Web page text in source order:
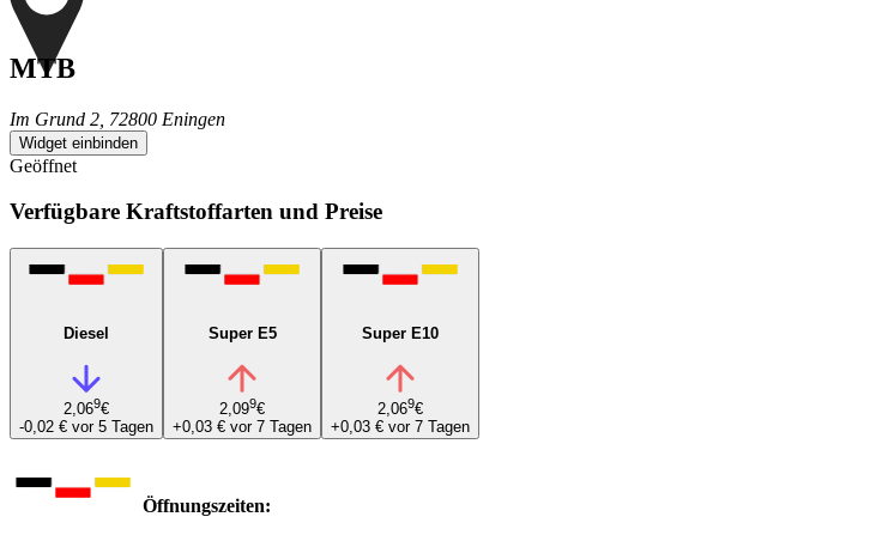
MTB
Im Grund 2, 72800 Eningen
Widget einbinden
Geöffnet
Verfügbare Kraftstoffarten und Preise
Diesel
2,069€
-0,02 € vor 5 Tagen
Super E5
2,099€
+0,03 € vor 7 Tagen
Super E10
2,069€
+0,03 € vor 7 Tagen
Öffnungszeiten: